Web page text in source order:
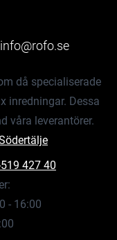
info@rofo.se
då specialiserade
inredningar. Dessa
våra leverantörer.
427 40
- 16:00